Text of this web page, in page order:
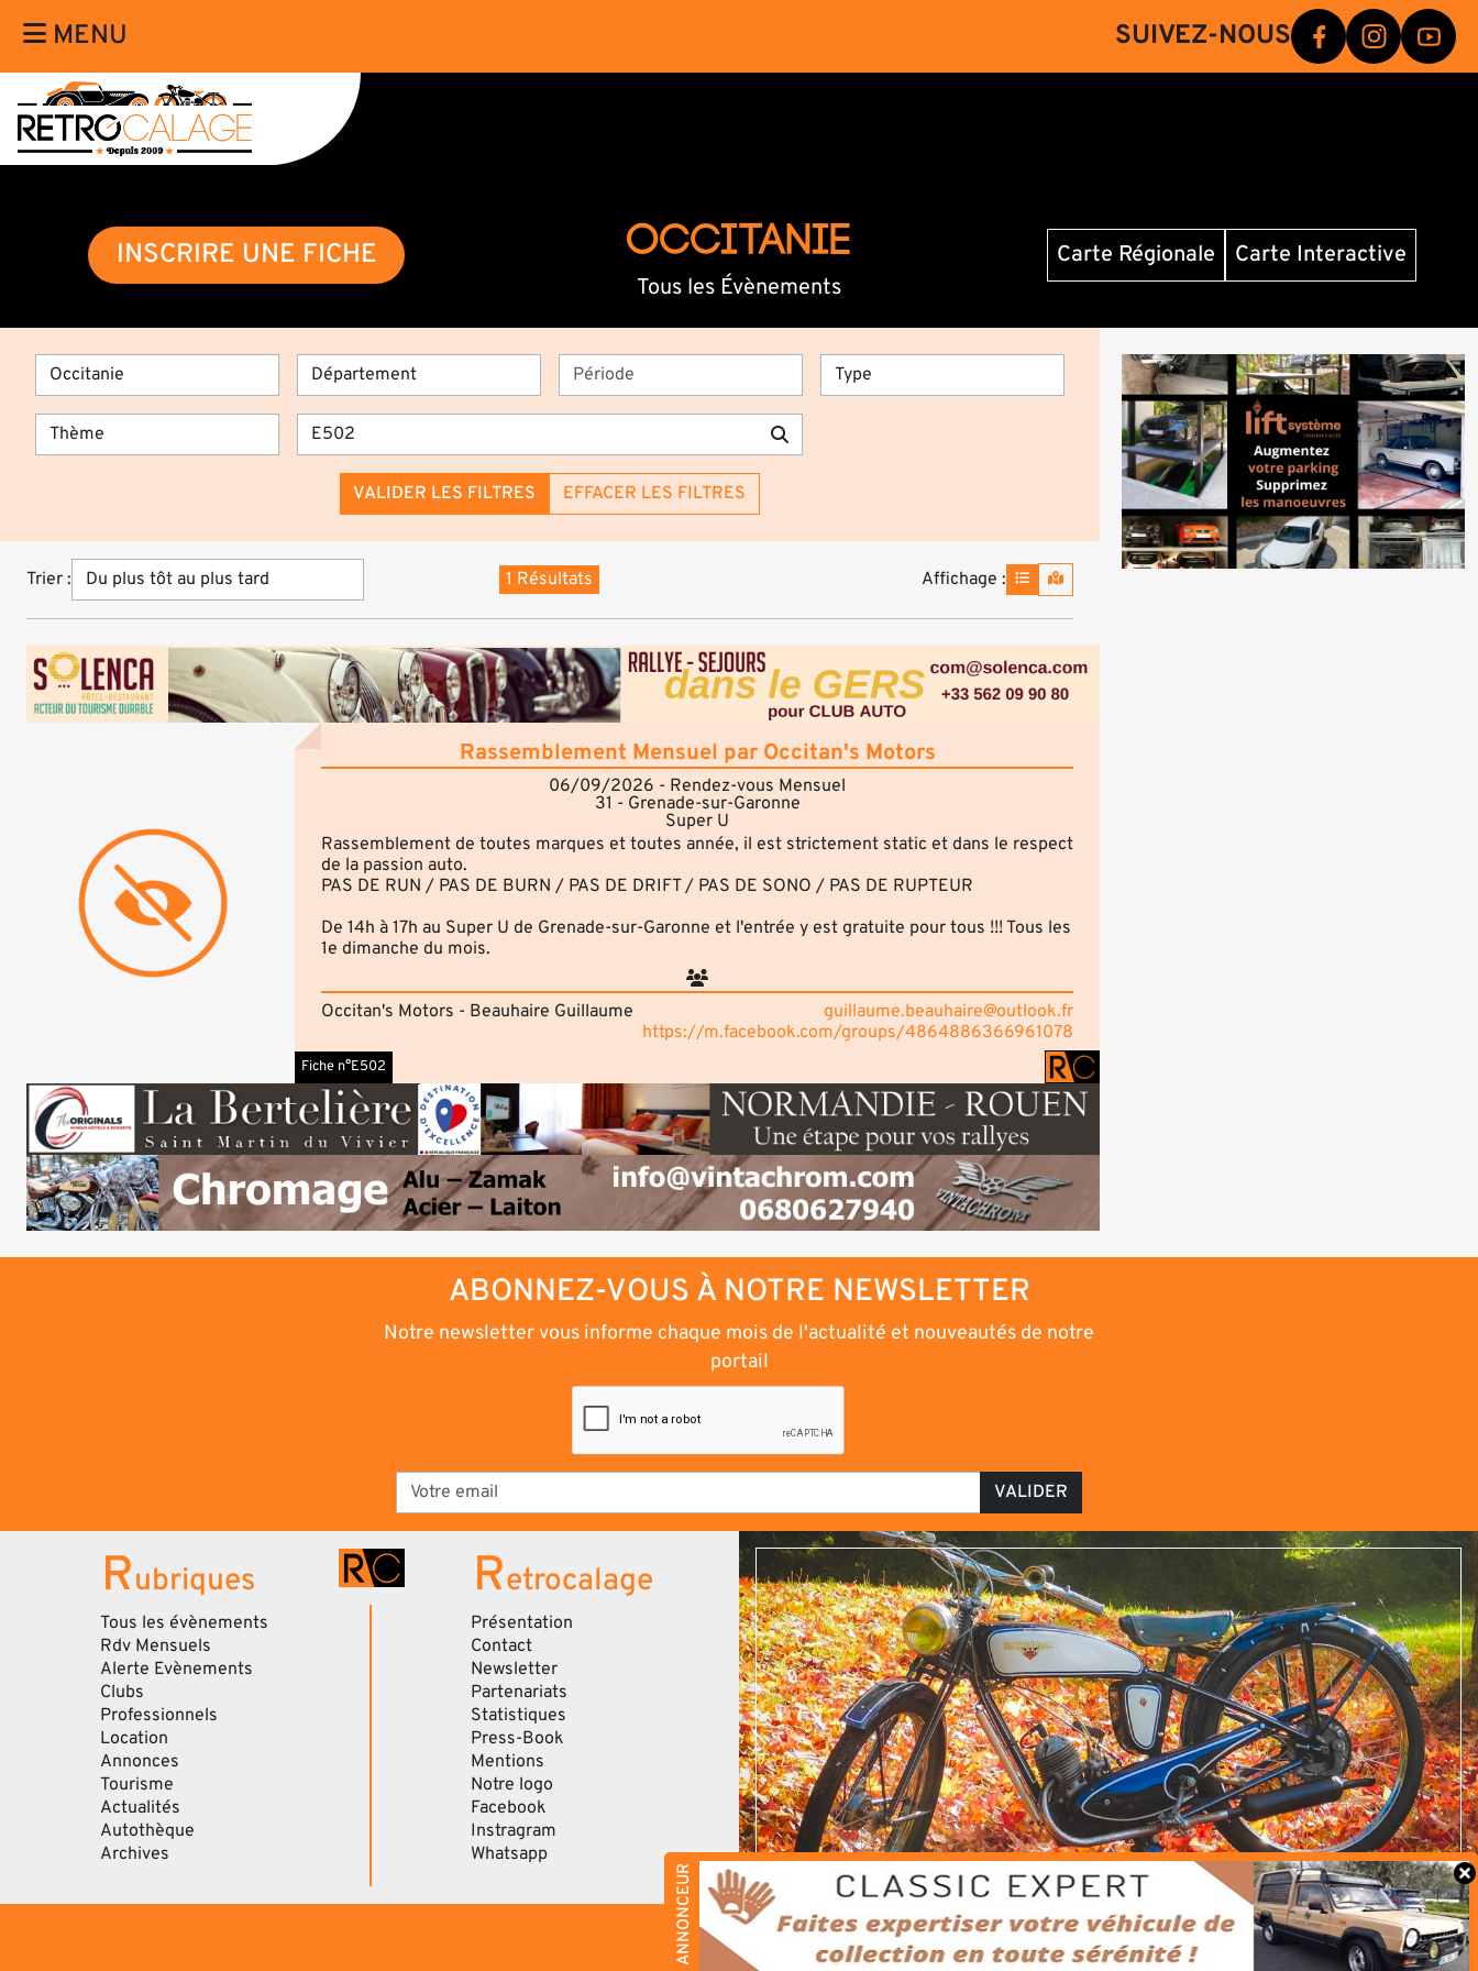
MENU SUIVEZ-NOUS
INSCRIRE UNE FICHE OCCITANIE
Tous les Évènements
Carte Régionale Carte Interactive
VALIDER LES FILTRES EFFACER LES FILTRES
Trier : 1 Résultats Affichage :
Rassemblement Mensuel par Occitan's Motors
06/09/2026 - Rendez-vous Mensuel
31 - Grenade-sur-Garonne
Super U
Rassemblement de toutes marques et toutes année, il est strictement static et dans le respect
de la passion auto.
PAS DE RUN / PAS DE BURN / PAS DE DRIFT / PAS DE SONO / PAS DE RUPTEUR
De 14h à 17h au Super U de Grenade-sur-Garonne et l'entrée y est gratuite pour tous !!! Tous les
1e dimanche du mois.
Occitan's Motors - Beauhaire Guillaume
guillaume.beauhaire@outlook.fr
https://m.facebook.com/groups/4864886366961078
Fiche n°E502
ABONNEZ-VOUS À NOTRE NEWSLETTER
Notre newsletter vous informe chaque mois de l'actualité et nouveautés de notre
portail
VALIDER
Rubriques
Tous les évènements
Rdv Mensuels
Alerte Evènements
Clubs
Professionnels
Location
Annonces
Tourisme
Actualités
Autothèque
Archives
Retrocalage
Présentation
Contact
Newsletter
Partenariats
Statistiques
Press-Book
Mentions
Notre logo
Facebook
Instragram
Whatsapp
ANNONCEUR